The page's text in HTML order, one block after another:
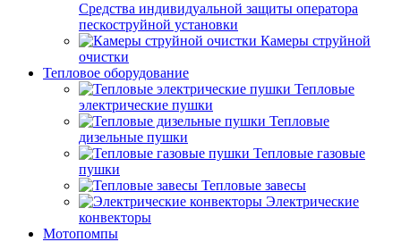
Средства индивидуальной защиты оператора
пескоструйной установки
Камеры струйной
очистки
Тепловое оборудование
Тепловые
электрические пушки
Тепловые
дизельные пушки
Тепловые газовые
пушки
Тепловые завесы
Электрические
конвекторы
Мотопомпы